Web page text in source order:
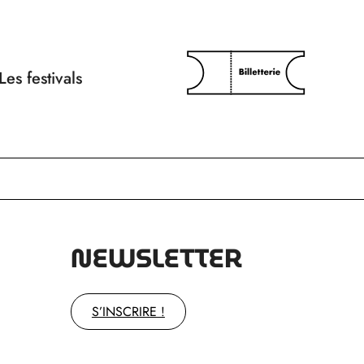
festivals
NEWSLETTER
S’INSCRIRE !